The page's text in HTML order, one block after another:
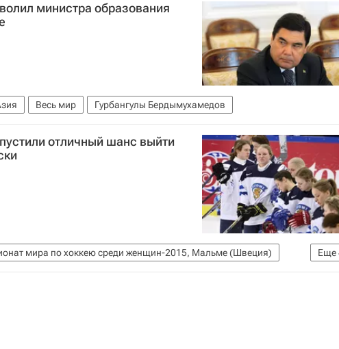
министра образования
Весь мир Гурбангулы Бердымухамедов
отличный шанс выйти
Еще
мира по хоккею среди женщин-2015, Мальме (Швеция)
среди женщин
Канада (жен.)
Россия (жен.)